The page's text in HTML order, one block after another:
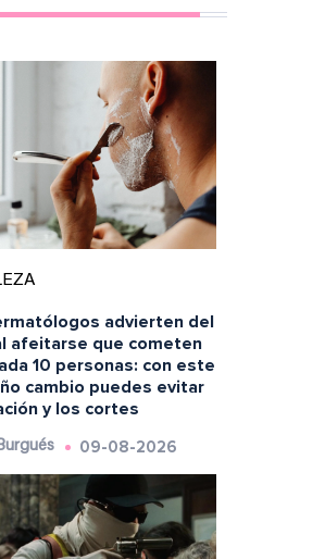
advierten del
afeitarse que cometen
10 personas: con este
cambio puedes evitar
y los cortes
09-08-2026